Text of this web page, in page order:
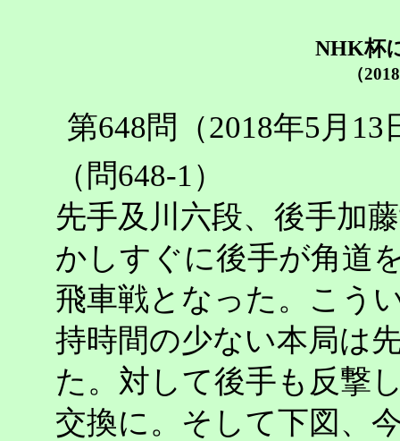
NHK杯
（
第648問（2018年5月
（問648-1）
先手及川六段、後手加
かしすぐに後手が角道
飛車戦となった。こう
持時間の少ない本局は
た。対して後手も反撃
交換に。そして下図、